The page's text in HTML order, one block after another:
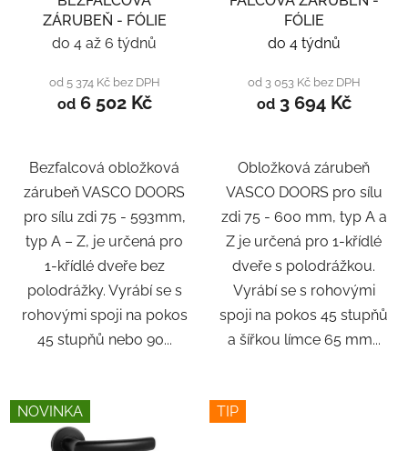
ZÁRUBEŇ - FÓLIE
do 4 až 6 týdnů
od 5 374 Kč bez DPH
od6 502 Kč
Bezfalcová obložková
zárubeň VASCO DOORS
pro sílu zdi 75 - 593mm,
typ A – Z, je určená pro
1-křídlé dveře bez
polodrážky. Vyrábí se s
rohovými spoji na pokos
45 stupňů nebo 90...
FÓLIE
do 4 týdnů
od 3 053 Kč bez DPH
od3 694 Kč
Obložková zárubeň
VASCO DOORS pro sílu
zdi 75 - 600 mm, typ A a
Z je určená pro 1-křídlé
dveře s polodrážkou.
Vyrábí se s rohovými
spoji na pokos 45 stupňů
a šířkou límce 65 mm...
NOVINKA TIP